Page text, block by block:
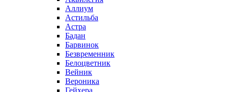
Аллиум
Астильба
Астра
Бадан
Барвинок
Безвременник
Белоцветник
Вейник
Вероника
Гейхера